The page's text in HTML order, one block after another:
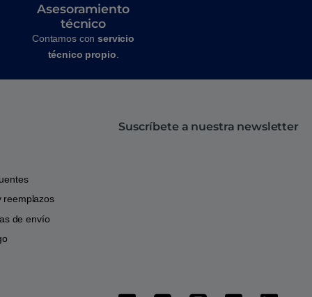
Asesoramiento
técnico
Contamos conservicio
técnico propio
reemplazos
de envío
Suscríbete a nuestra newsletter